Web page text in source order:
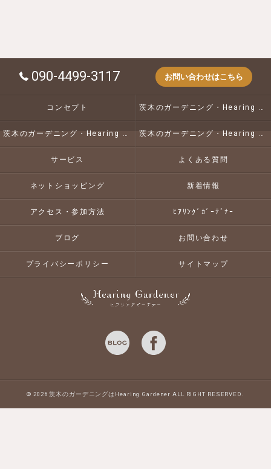
090-4499-3117 お問い合わせはこちら
コンセプト 茨木のガーデニング・Hearing Gardenerの口コミ情報
茨木のガーデニング・Hearing Gardenerの評判 茨木のガーデニング・Hearing Gardenerのお客様の声
サービス よくある質問
ネットショッピング 新着情報
アクセス・参加方法 ﾋｱﾘﾝｸﾞｶﾞｰﾃﾞﾅｰ
ブログ お問い合わせ
プライバシーポリシー サイトマップ
© 2026 茨木のガーデニングはHearing Gardener ALL RIGHT RESERVED.